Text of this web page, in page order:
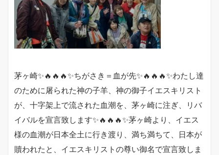
茅ヶ崎✨🔥🔥🔥✨ちがさき＝血が先✨🔥🔥🔥✨わたし達
のために屠られた神の子羊、神の御子イエスキリスト
が、十字架上で流された血潮を、茅ヶ崎に注ぎ、リバ
イバルを宣言致します✨🔥🔥🔥✨茅ヶ崎より、イエス
様の血潮が日本全土に行き渡り、満ち満ちて、日本が
贖われたと、イエスキリストの尊い御名で宣言致しま